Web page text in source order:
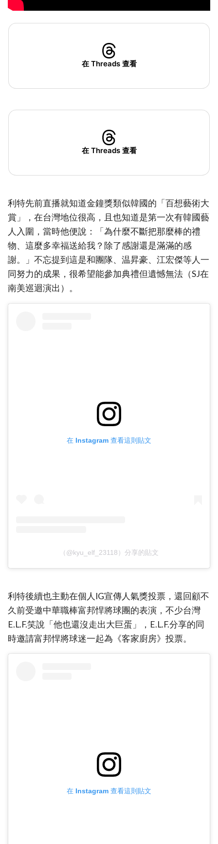
在 Threads 查看
在 Threads 查看
利特先前直播就知道金鐘獎類似韓國的「百想藝術大
賞」，在台灣地位很高，且也知道是第一次有韓國藝
人入圍，當時他便說：「為什麼不斷把那麼棒的禮
物、這麼多幸福送給我？除了感謝還是滿滿的感
謝。」不忘提到這是和團隊、温昇豪、江宏傑等人一
同努力的成果，很希望能參加典禮但遺憾無法（SJ在
南美巡迴演出）。
在 Instagram 查看這則貼文
（@kyu_elf_23118）分享的貼文
利特後續也主動在個人IG宣傳人氣獎投票，還回顧不
久前受邀中華職棒富邦悍將球團的表演，不少台灣
E.L.F.笑說「他也還沒走出大巨蛋」，E.L.F.分享的同
時邀請富邦悍將球迷一起為《客家廚房》投票。
在 Instagram 查看這則貼文